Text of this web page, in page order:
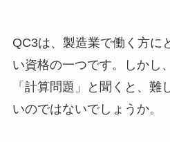
QC3は、製造業で働く方に
い資格の一つです。しかし
「計算問題」と聞くと、難
いのではないでしょうか。